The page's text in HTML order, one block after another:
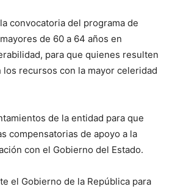
convocatoria del programa de
de 60 a 64 años en
para que quienes resulten
recursos con la mayor celeridad
de la entidad para que
compensatorias de apoyo a la
con el Gobierno del Estado.
el Gobierno de la República para